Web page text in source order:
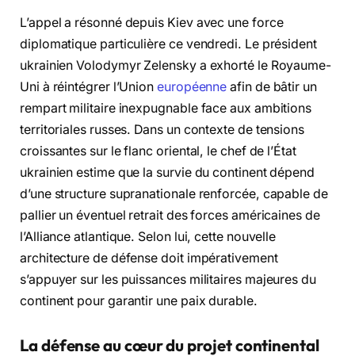
L’appel a résonné depuis Kiev avec une force
diplomatique particulière ce vendredi. Le président
ukrainien Volodymyr Zelensky a exhorté le Royaume-
Uni à réintégrer l’Unioneuropéenne afin de bâtir un
rempart militaire inexpugnable face aux ambitions
territoriales russes. Dans un contexte de tensions
croissantes sur le flanc oriental, le chef de l’État
ukrainien estime que la survie du continent dépend
d’une structure supranationale renforcée, capable de
pallier un éventuel retrait des forces américaines de
l’Alliance atlantique. Selon lui, cette nouvelle
architecture de défense doit impérativement
s’appuyer sur les puissances militaires majeures du
continent pour garantir une paix durable.
La défense au cœur du projet continental